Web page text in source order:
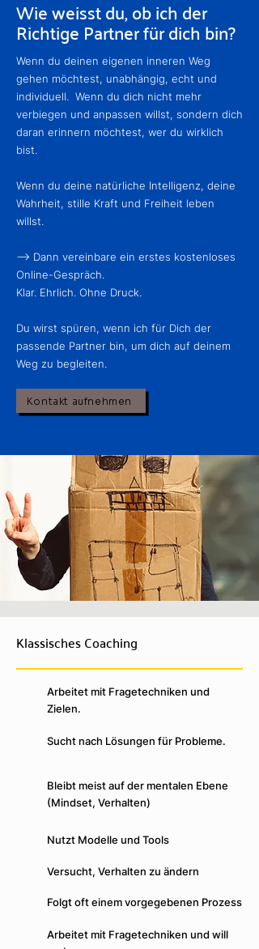
Wie weisst du, ob ich der
Richtige Partner für dich bin?
Wenn du deinen eigenen inneren Weg
gehen möchtest, unabhängig, echt und
individuell. Wenn du dich nicht mehr
verbiegen und anpassen willst, sondern dich
daran erinnern möchtest, wer du wirklich
bist.
Wenn du deine natürliche Intelligenz, deine
Wahrheit, stille Kraft und Freiheit leben
willst.
--> Dann vereinbare ein erstes kostenloses
Online-Gespräch.
​Klar. Ehrlich. Ohne Druck.
Du wirst spüren, wenn ich für Dich der
passende Partner bin, um dich auf deinem
Weg zu begleiten.
Kontakt aufnehmen
entscheidend ist!
Klassisches Coaching verändert
dein Denken – Self Leadership
Architecture® verändert dein
Klassisches Coaching kann wertvolle
Impulse geben – bleibt jedoch oft auf der
Verhalten, verändert Gedanken und sucht
tieferliegende Prägungen, unbewusste
Blockaden bleiben meist unangetastet.
Genau hier setzt die Self Leadership
Klassisches Coaching
Arbeitet mit Fragetechniken und
Zielen.
Sucht nach Lösungen für Probleme.
Bleibt meist auf der mentalen Ebene
(Mindset, Verhalten)
Nutzt Modelle und Tools
Versucht, Verhalten zu ändern
Folgt oft einem vorgegebenen Prozess
Arbeitet mit Fragetechniken und will